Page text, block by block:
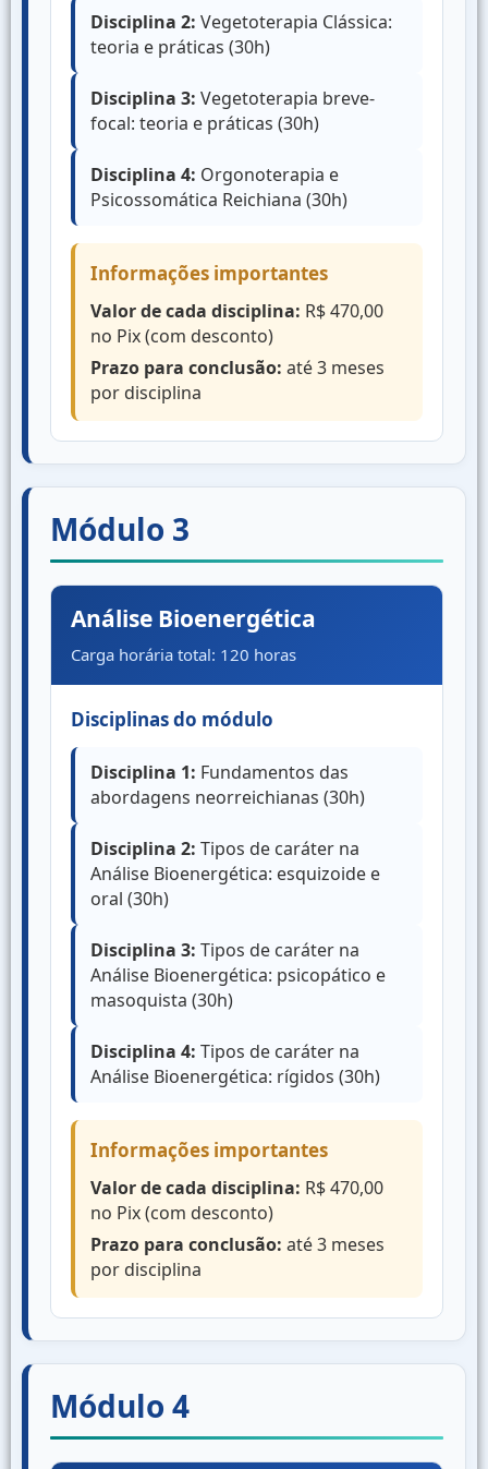
Disciplina 2: Vegetoterapia Clássica:
teoria e práticas (30h)
Disciplina 3: Vegetoterapia breve-
focal: teoria e práticas (30h)
Disciplina 4: Orgonoterapia e
Psicossomática Reichiana (30h)
Informações importantes
Valor de cada disciplina: R$ 470,00
no Pix (com desconto)
Prazo para conclusão: até 3 meses
por disciplina
Módulo 3
Análise Bioenergética
Carga horária total: 120 horas
Disciplinas do módulo
Disciplina 1: Fundamentos das
abordagens neorreichianas (30h)
Disciplina 2: Tipos de caráter na
Análise Bioenergética: esquizoide e
oral (30h)
Disciplina 3: Tipos de caráter na
Análise Bioenergética: psicopático e
masoquista (30h)
Disciplina 4: Tipos de caráter na
Análise Bioenergética: rígidos (30h)
Informações importantes
Valor de cada disciplina: R$ 470,00
no Pix (com desconto)
Prazo para conclusão: até 3 meses
por disciplina
Módulo 4